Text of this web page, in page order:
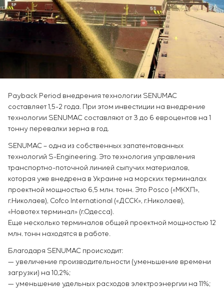
заказчика
Сервисное обслуживание
Управление проектами
Аутсорсинг
Консалтинговые услуги
Индивидуальная разработка и испытания
щитового оборудования
Разработка математических моделей объектов
управления
Разработка специальных алгоритмов
Разработка систем управления
Энергоаудит
Инфраструктура
Химическая промышленность
Цементная промышленность
Вакансии
Стажировка
КОНТАКТЫ
Payback Period внедрения технологии SENUMAC
составляет 1,5-2 года. При этом инвестиции на внедрение
технологии SENUMAC составляют от 3 до 6 евроцентов на 1
тонну перевалки зерна в год.
SENUMAC – одна из собственных запатентованных
технологий S-Engineering. Это технология управления
транспортно-поточной линией сыпучих материалов,
которая уже внедрена в Украине на морских терминалах
проектной мощностью 6,5 млн. тонн. Это Posco («МКХП»,
г.Николаев), Cofco International («ДССК», г.Николаев),
«Новотех терминал» (г.Одесса).
Еще несколько терминалов общей проектной мощностью 12
млн. тонн находятся в работе.
Благодаря SENUMAC происходит:
— увеличение производительности (уменьшение времени
загрузки) на 10,2%;
— уменьшение удельных расходов электроэнергии на 11%;